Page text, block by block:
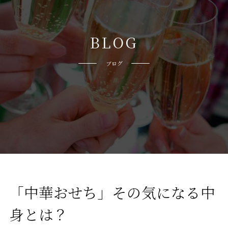
BLOG
ブログ
「中華おせち」その気になる中
身とは？